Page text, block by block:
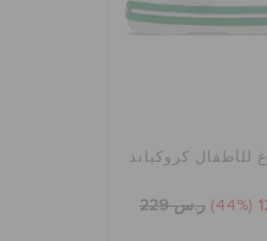
للأطفال كروكباند
(44%) ر.س 229